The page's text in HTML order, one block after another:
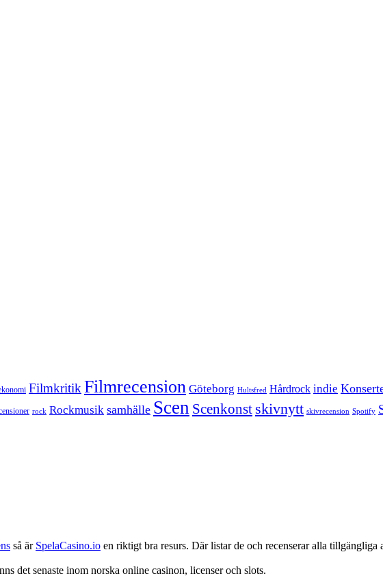
Filmkritik Filmrecension Göteborg Hultsfred Hårdrock indie
rock Rockmusik samhälle Scen Scenkonst skivnytt skivrecension Spotify
så är SpelaCasino.io en riktigt bra resurs. Där listar de och recenserar alla tillgängliga
det senaste inom norska online casinon, licenser och slots.